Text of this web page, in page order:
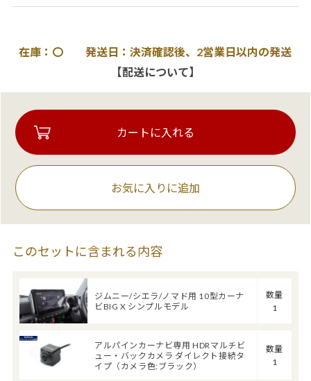
在庫：〇 発送日：決済確認後、2営業日以内の発送
【配送について】
お気に入りに追加
このセットに含まれる内容
ジムニー/シエラ/ノマド用 10型カーナ
ビBIG X シンプルモデル
数量
1
アルパインカーナビ専用 HDRマルチビ
ュー・バックカメラ ダイレクト接続タ
イプ（カメラ色:ブラック）
数量
1